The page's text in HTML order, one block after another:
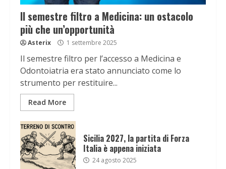
Il semestre filtro a Medicina: un ostacolo
più che un’opportunità
Asterix 1 settembre 2025
Il semestre filtro per l’accesso a Medicina e
Odontoiatria era stato annunciato come lo
strumento per restituire...
Read More
Sicilia 2027, la partita di Forza
Italia è appena iniziata
24 agosto 2025